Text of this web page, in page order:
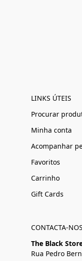
LINKS ÚTEIS
Procurar
Minha conta
Acompanhar
Favoritos
Carrinho
Gift Cards
CONTACTA-NOS
The Black
Rua Pedro